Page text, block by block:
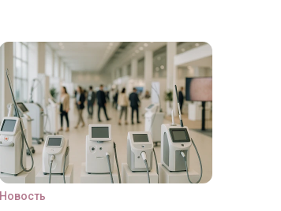
Новость